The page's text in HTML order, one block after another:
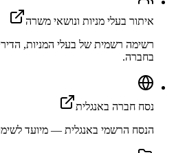
איתור בעלי מניות ונושאי משרה
רשימה רשמית של בעלי המניות,
בחברה.
נסח חברה באנגלית
הנסח הרשמי באנגלית — מיועד